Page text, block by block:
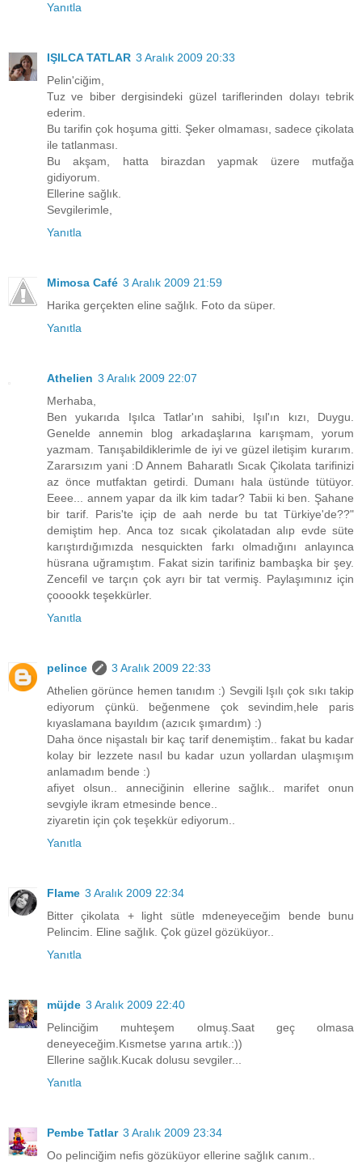
Yanıtla
IŞILCA TATLAR 3 Aralık 2009 20:33
Pelin'ciğim,
Tuz ve biber dergisindeki güzel tariflerinden dolayı tebrik
ederim.
Bu tarifin çok hoşuma gitti. Şeker olmaması, sadece çikolata
ile tatlanması.
Bu akşam, hatta birazdan yapmak üzere mutfağa
gidiyorum.
Ellerine sağlık.
Sevgilerimle,
Yanıtla
Mimosa Café 3 Aralık 2009 21:59
Harika gerçekten eline sağlık. Foto da süper.
Yanıtla
Athelien 3 Aralık 2009 22:07
Merhaba,
Ben yukarıda Işılca Tatlar'ın sahibi, Işıl'ın kızı, Duygu.
Genelde annemin blog arkadaşlarına karışmam, yorum
yazmam. Tanışabildiklerimle de iyi ve güzel iletişim kurarım.
Zararsızım yani :D Annem Baharatlı Sıcak Çikolata tarifinizi
az önce mutfaktan getirdi. Dumanı hala üstünde tütüyor.
Eeee... annem yapar da ilk kim tadar? Tabii ki ben. Şahane
bir tarif. Paris'te içip de aah nerde bu tat Türkiye'de??"
demiştim hep. Anca toz sıcak çikolatadan alıp evde süte
karıştırdığımızda nesquickten farkı olmadığını anlayınca
hüsrana uğramıştım. Fakat sizin tarifiniz bambaşka bir şey.
Zencefil ve tarçın çok ayrı bir tat vermiş. Paylaşımınız için
çooookk teşekkürler.
Yanıtla
pelince
3 Aralık 2009 22:33
Athelien görünce hemen tanıdım :) Sevgili Işılı çok sıkı takip
ediyorum çünkü. beğenmene çok sevindim,hele paris
kıyaslamana bayıldım (azıcık şımardım) :)
Daha önce nişastalı bir kaç tarif denemiştim.. fakat bu kadar
kolay bir lezzete nasıl bu kadar uzun yollardan ulaşmışım
anlamadım bende :)
afiyet olsun.. anneciğinin ellerine sağlık.. marifet onun
sevgiyle ikram etmesinde bence..
ziyaretin için çok teşekkür ediyorum..
Yanıtla
Flame 3 Aralık 2009 22:34
Bitter çikolata + light sütle mdeneyeceğim bende bunu
Pelincim. Eline sağlık. Çok güzel gözüküyor..
Yanıtla
müjde 3 Aralık 2009 22:40
Pelinciğim muhteşem olmuş.Saat geç olmasa
deneyeceğim.Kısmetse yarına artık.:))
Ellerine sağlık.Kucak dolusu sevgiler...
Yanıtla
Pembe Tatlar 3 Aralık 2009 23:34
Oo pelinciğim nefis gözüküyor ellerine sağlık canım..